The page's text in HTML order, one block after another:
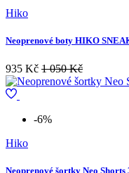
Hiko
Neoprenové boty HIKO
935 Kč 1 050 Kč
-6%
Hiko
Neoprenové šortky Neo Shorts